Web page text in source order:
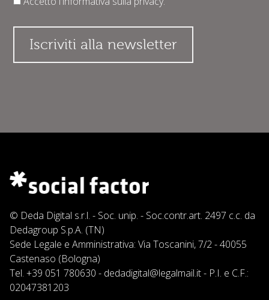
© Deda Digital s.r.l. - Soc. unip. - Soc.contr.art. 2497 c.c. da
Dedagroup S.p.A. (TN)
Sede Legale e Amministrativa: Via Toscanini, 7/2 - 40055
Castenaso (Bologna)
Tel. +39 051 780630 - dedadigital@legalmail.it- P.I. e C.F.:
02047381203